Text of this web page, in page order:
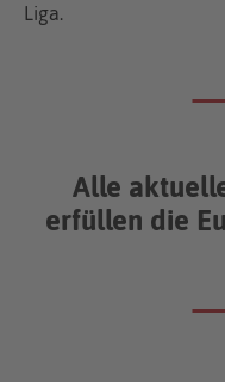
Liga.
Alle
erfüllen die